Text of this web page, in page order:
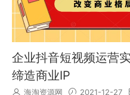
企业抖音短视频运营
缔造商业IP
海淘资源网 2021-12-27